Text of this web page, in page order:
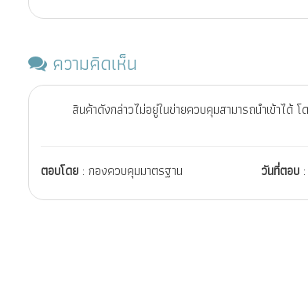
ความคิดเห็น
สินค้าดังกล่าวไม่อยู่ในข่ายควบคุมสามารถนำเข้าได้
ตอบโดย : กองควบคุมมาตรฐาน วันที่ตอบ